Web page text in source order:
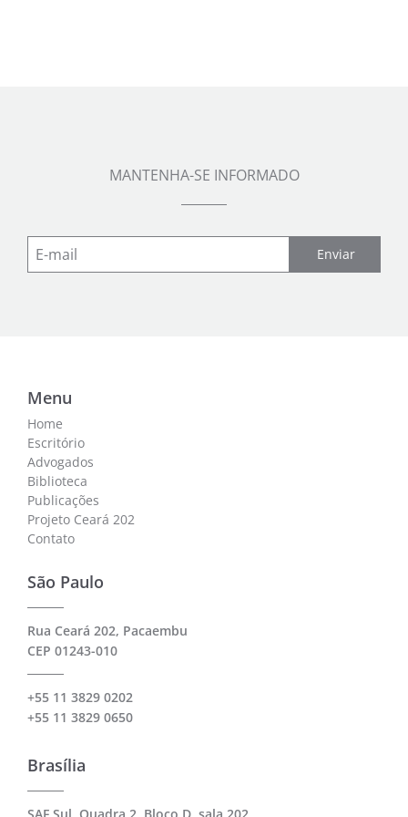
MANTENHA-SE INFORMADO
Enviar
Menu
Home
Escritório
Advogados
Biblioteca
Publicações
Projeto Ceará 202
Contato
São Paulo
Rua Ceará 202, Pacaembu
CEP 01243-010
+55 11 3829 0202
+55 11 3829 0650
Brasília